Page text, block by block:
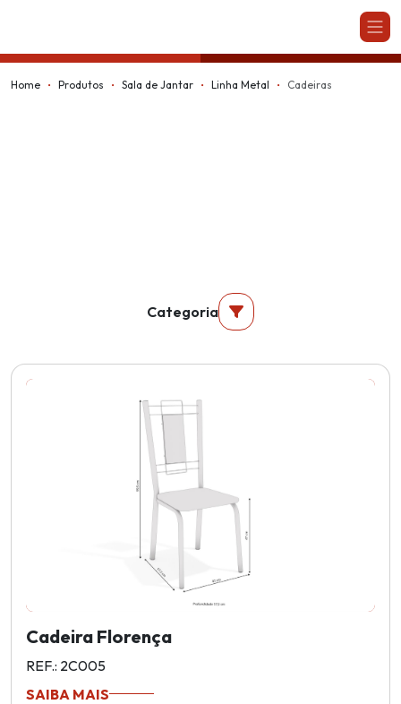
Home Produtos Sala de Jantar Linha Metal Cadeiras
Categoria
Cadeira Florença
REF.: 2C005
SAIBA MAIS